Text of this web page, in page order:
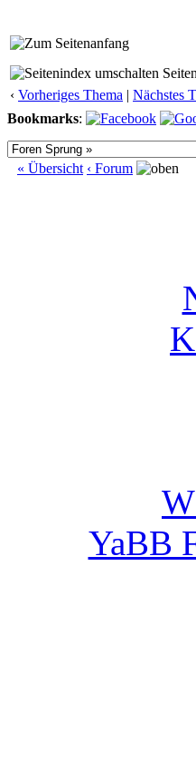
‹ Vorheriges Thema | Nächstes
Bookmarks:
« Übersicht ‹ Forum
YaBB